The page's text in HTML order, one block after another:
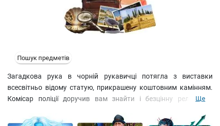
Пошук предметів
Загадкова рука в чорній рукавичці потягла з виставки
всесвітньо відому статую, прикрашену коштовним камінням.
Комісар поліції доручив вам знайти і безцінну реліквію, і
раз двох зайців: і пошуком предметів насолодитися, і
Ще